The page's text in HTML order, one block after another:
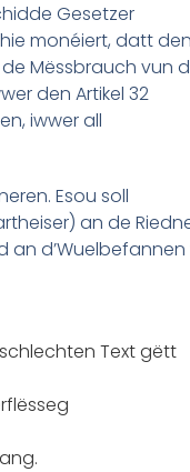
Gesetzer
monéiert, datt den
Mëssbrauch vun
den Artikel 32
iwwer all
Esou soll
an de
an
Text gëtt